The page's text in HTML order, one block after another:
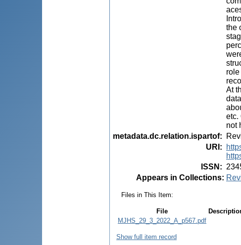
the
At
etc.
not
metadata.dc.relation.ispartof:
URI :
ISSN :
Appears in Collections:
Files in This Item:
File
MJHS_29_3_2022_A_p567.pdf
Show full item record